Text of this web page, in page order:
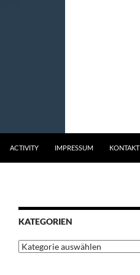
ACTIVITY IMPRESSUM KONTAKT
KATEGORIEN
Kategorien